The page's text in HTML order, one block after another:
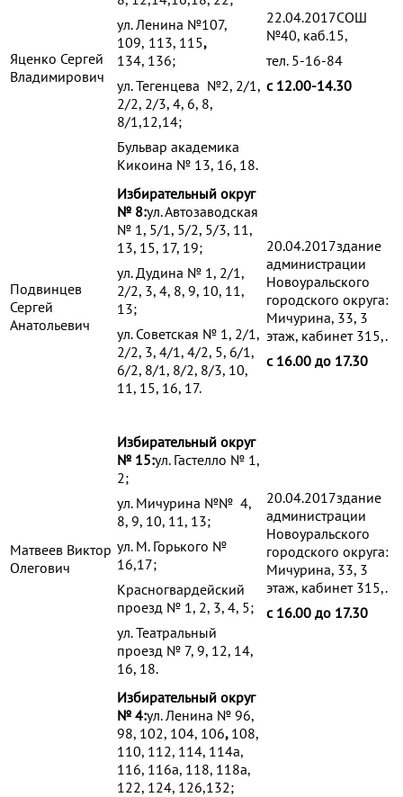
Яценко Сергей
Владимирович
ул. Ленина №107,
109, 113, 115,
134, 136;
ул. Тегенцева №2, 2/1,
2/2, 2/3, 4, 6, 8,
8/1,12,14;
Бульвар академика
Кикоина № 13, 16, 18.
22.04.2017СОШ
№40, каб.15,
тел. 5-16-84
с 12.00-14.30
Подвинцев
Сергей
Анатольевич
Избирательный округ
№ 8:ул. Автозаводская
№ 1, 5/1, 5/2, 5/3, 11,
13, 15, 17, 19;
ул. Дудина № 1, 2/1,
2/2, 3, 4, 8, 9, 10, 11,
13;
ул. Советская № 1, 2/1,
2/2, 3, 4/1, 4/2, 5, 6/1,
6/2, 8/1, 8/2, 8/3, 10,
11, 15, 16, 17.
20.04.2017здание
администрации
Новоуральского
городского округа:
Мичурина, 33, 3
этаж, кабинет 315,.
с 16.00 до 17.30
Матвеев Виктор
Олегович
Избирательный округ
№ 15:ул. Гастелло № 1,
2;
ул. Мичурина №№ 4,
8, 9, 10, 11, 13;
ул. М. Горького №
16,17;
Красногвардейский
проезд № 1, 2, 3, 4, 5;
ул. Театральный
проезд № 7, 9, 12, 14,
16, 18.
20.04.2017здание
администрации
Новоуральского
городского округа:
Мичурина, 33, 3
этаж, кабинет 315,.
с 16.00 до 17.30
Избирательный округ
№ 4:ул. Ленина № 96,
98, 102, 104, 106, 108,
110, 112, 114, 114а,
116, 116а, 118, 118а,
122, 124, 126,132;